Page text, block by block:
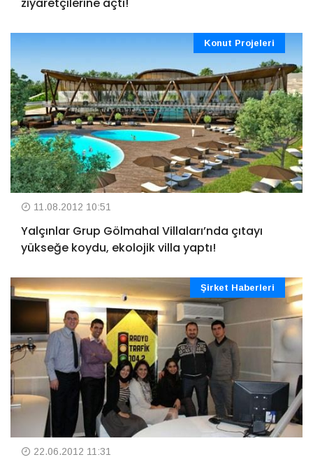
ziyaretçilerine açtı!
Konut Projeleri
11.08.2012 10:51
Yalçınlar Grup Gölmahal Villaları’nda çıtayı
yükseğe koydu, ekolojik villa yaptı!
Şirket Haberleri
22.06.2012 11:31